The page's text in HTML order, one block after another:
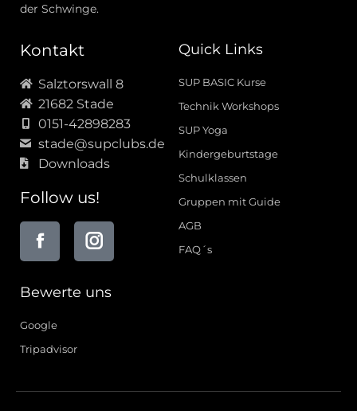
der Schwinge.
Kontakt
Salztorswall 8
21682 Stade
0151-42898283
stade@supclubs.de
Downloads
Follow us!
Quick Links
SUP BASIC Kurse
Technik Workshops
SUP Yoga
Kindergeburtstage
Schulklassen
Gruppen mit Guide
AGB
FAQ´s
Bewerte uns
Google
Tripadvisor